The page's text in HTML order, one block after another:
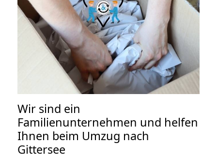
Wir sind ein
Familienunternehmen und helfen
Ihnen beim Umzug nach
Gittersee